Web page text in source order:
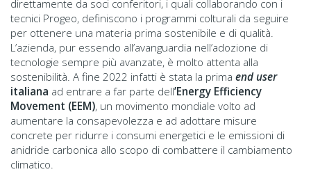
direttamente da soci conferitori, i quali collaborando con i
tecnici Progeo, definiscono i programmi colturali da seguire
per ottenere una materia prima sostenibile e di qualità.
L’azienda, pur essendo all’avanguardia nell’adozione di
tecnologie sempre più avanzate, è molto attenta alla
sostenibilità. A fine 2022 infatti è stata la prima end user
italiana ad entrare a far parte dell’Energy Efficiency
Movement (EEM), un movimento mondiale volto ad
aumentare la consapevolezza e ad adottare misure
concrete per ridurre i consumi energetici e le emissioni di
anidride carbonica allo scopo di combattere il cambiamento
climatico.